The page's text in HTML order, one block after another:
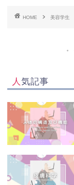
HOME 美容学生
人気記事